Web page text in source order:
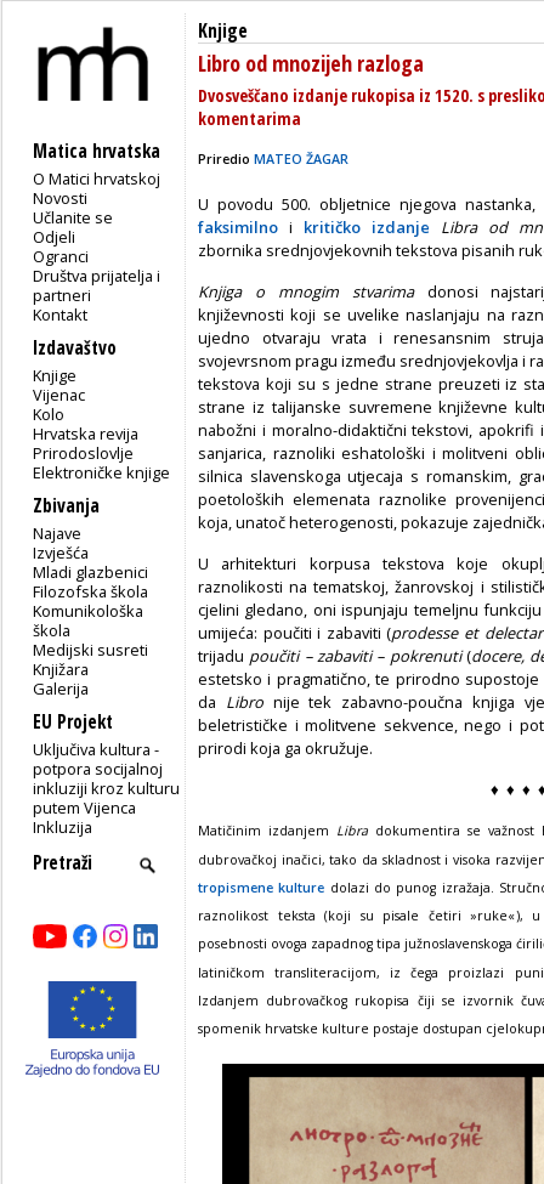
Matica hrvatska
O Matici hrvatskoj
Novosti
Učlanite se
Odjeli
Ogranci
Društva prijatelja i
partneri
Kontakt
Izdavaštvo
Knjige
Vijenac
Kolo
Hrvatska revija
Prirodoslovlje
Elektroničke knjige
Zbivanja
Najave
Izvješća
Mladi glazbenici
Filozofska škola
Komunikološka
škola
Medijski susreti
Knjižara
Galerija
EU Projekt
Uključiva kultura -
potpora socijalnoj
inkluziji kroz kulturu
putem Vijenca
Inkluzija
Knjige
Libro od mnozijeh razloga
Dvosveščano izdanje rukopisa iz 1520. s
komentarima
Priredio MATEO ŽAGAR
U povodu 500. obljetnice njegova
faksimilno i kritičko izdanje
Libra od
zbornika srednjovjekovnih tekstova pisanih
Knjiga o mnogim stvarimadonosi
književnosti koji se uvelike naslanjaju na
ujedno otvaraju vrata i renesansnim
svojevrsnom pragu između srednjovjekovlja i
tekstova koji su s jedne strane preuzeti iz
strane iz talijanske suvremene književne
nabožni i moralno-didaktični tekstovi,
sanjarica, raznoliki eshatološki i molitveni
silnica slavenskoga utjecaja s romanskim,
poetoloških elemenata raznolike
koja, unatoč heterogenosti, pokazuje
U arhitekturi korpusa tekstova koje
raznolikosti na tematskoj, žanrovskoj i
cjelini gledano, oni ispunjaju temeljnu
umijeća: poučiti i zabaviti (prodesse et
trijadu poučiti – zabaviti – pokrenuti(docere,
estetsko i pragmatično, te prirodno
da Libro nije tek zabavno-poučna knjiga
beletrističke i molitvene sekvence, nego i
prirodi koja ga okružuje.
♦ ♦ ♦
Matičinim izdanjem Libra dokumentira se važnost
dubrovačkoj inačici, tako da skladnost i visoka
tropismene kulture dolazi do punog izražaja.
raznolikost teksta (koji su pisale četiri »ruke«),
posebnosti ovoga zapadnog tipa južnoslavenskoga
latiničkom transliteracijom, iz čega proizlazi
Izdanjem dubrovačkog rukopisa čiji se izvornik
spomenik hrvatske kulture postaje dostupan